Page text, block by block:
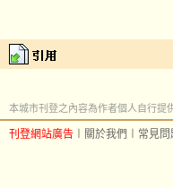
本城市刊登之內容為作者個人自行提
刊登網站廣告 關於我們 常見問